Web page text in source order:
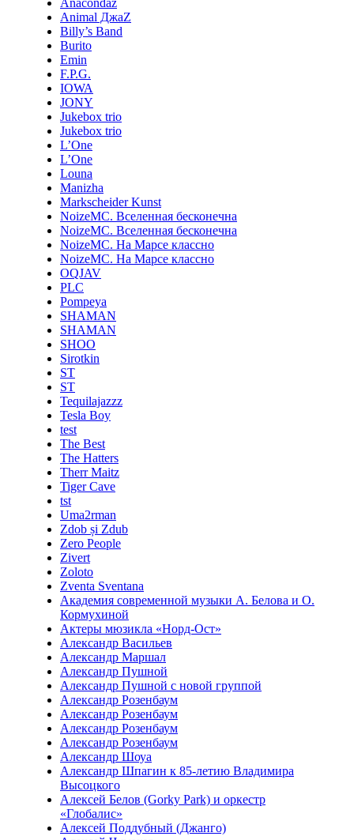
Anacondaz
Animal ДжаZ
Billy’s Band
Burito
Emin
F.P.G.
IOWA
JONY
Jukebox trio
Jukebox trio
L’One
L’One
Louna
Manizha
Markscheider Kunst
NoizeMC. Вселенная бесконечна
NoizeMC. Вселенная бесконечна
NoizeMC. На Марсе классно
NoizeMC. На Марсе классно
OQJAV
PLC
Pompeya
SHAMAN
SHAMAN
SHOO
Sirotkin
ST
ST
Tequilajazzz
Tesla Boy
test
The Best
The Hatters
Therr Maitz
Tiger Cave
tst
Uma2rman
Zdob și Zdub
Zero People
Zivert
Zoloto
Zventa Sventana
Академия современной музыки А. Белова и О.
Кормухиной
Актеры мюзикла «Норд-Ост»
Александр Васильев
Александр Маршал
Александр Пушной
Александр Пушной с новой группой
Александр Розенбаум
Александр Розенбаум
Александр Розенбаум
Александр Розенбаум
Александр Шоуа
Александр Шпагин к 85-летию Владимира
Высоцкого
Алексей Белов (Gorky Park) и оркестр
«Глобалис»
Алексей Поддубный (Джанго)